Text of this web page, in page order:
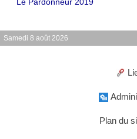
Le Pardonneur 2019
Samedi 8 août 2026
Plan du